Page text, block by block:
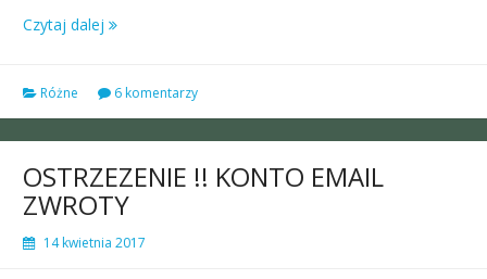
Czytaj dalej
Różne 6 komentarzy
OSTRZEZENIE !! KONTO EMAIL
ZWROTY
14 kwietnia 2017